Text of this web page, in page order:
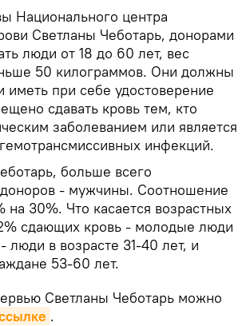
Национального центра
Светланы Чеботарь, донорами
люди от 18 до 60 лет, вес
50 килограммов. Они должны
иметь при себе удостоверение
сдавать кровь тем, кто
заболеванием или является
инфекций.
больше всего
- мужчины. Соотношение
на 30%. Что касается возрастных
сдающих кровь - молодые люди
люди в возрасте 31-40 лет, и
53-60 лет.
Светланы Чеботарь можно
.